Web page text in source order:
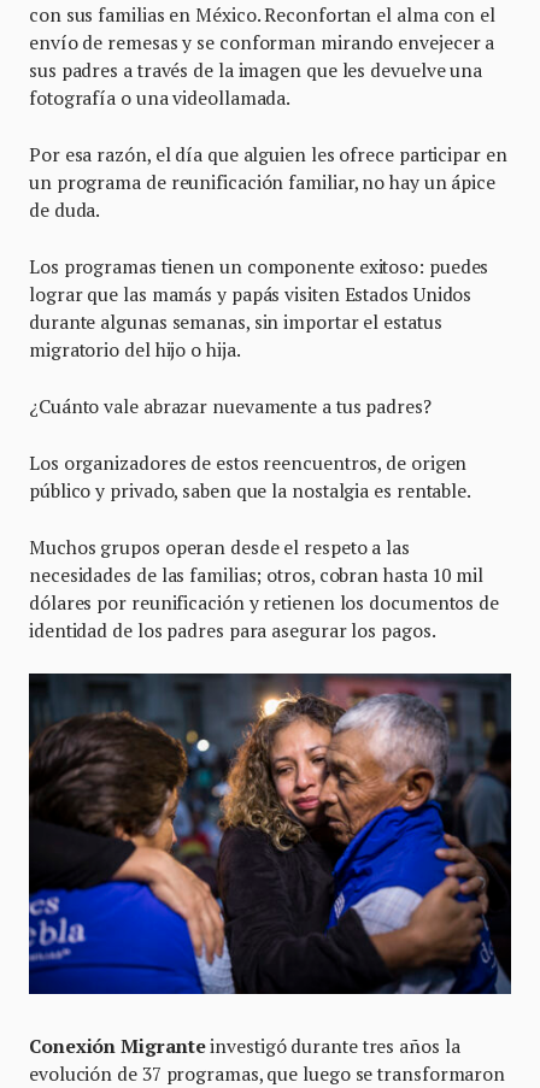
con sus familias en México. Reconfortan el alma con el
envío de remesas y se conforman mirando envejecer a
sus padres a través de la imagen que les devuelve una
fotografía o una videollamada.
Por esa razón, el día que alguien les ofrece participar en
un programa de reunificación familiar, no hay un ápice
de duda.
Los programas tienen un componente exitoso: puedes
lograr que las mamás y papás visiten Estados Unidos
durante algunas semanas, sin importar el estatus
migratorio del hijo o hija.
¿Cuánto vale abrazar nuevamente a tus padres?
Los organizadores de estos reencuentros, de origen
público y privado, saben que la nostalgia es rentable.
Muchos grupos operan desde el respeto a las
necesidades de las familias; otros, cobran hasta 10 mil
dólares por reunificación y retienen los documentos de
identidad de los padres para asegurar los pagos.
Conexión Migranteinvestigó durante tres años la
evolución de 37 programas, que luego se transformaron